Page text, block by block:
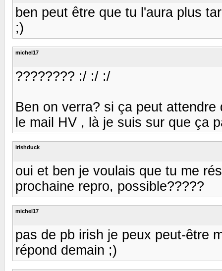
ben peut être que tu l'aura plus
;)
michel17
???????? :/ :/ :/
Ben on verra? si ça peut
le mail HV , là je suis sur que ça
irishduck
oui et ben je voulais que tu me
prochaine repro, possible?????
michel17
pas de pb irish je peux peut-être
répond demain ;)